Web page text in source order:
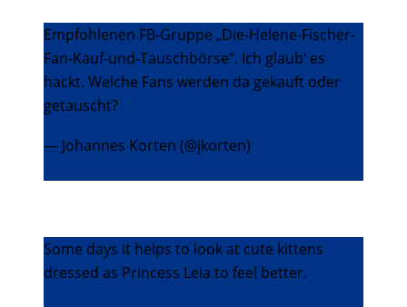
Empfohlenen FB-Gruppe „Die-Helene-Fischer-
Fan-Kauf-und-Tauschbörse“. Ich glaub‘ es
hackt. Welche Fans werden da gekauft oder
getauscht?
— Johannes Korten (@jkorten)
Some days it helps to look at cute kittens
dressed as Princess Leia to feel better.